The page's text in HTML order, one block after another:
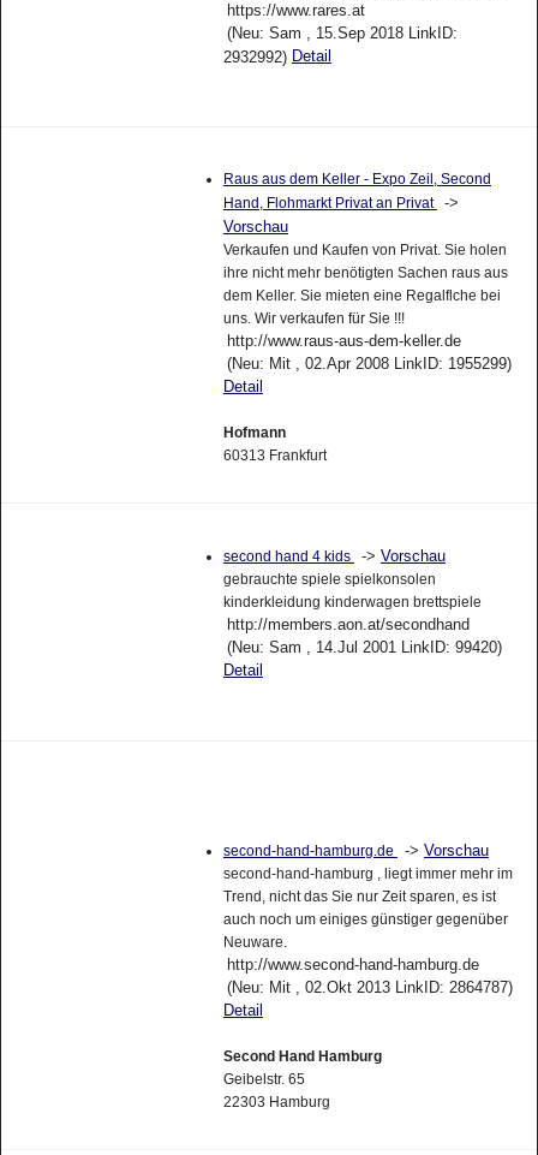
https://www.rares.at
(Neu: Sam , 15.Sep 2018 LinkID:
2932992) Detail
Raus aus dem Keller - Expo Zeil, Second
Hand, Flohmarkt Privat an Privat ->
Vorschau
Verkaufen und Kaufen von Privat. Sie holen
ihre nicht mehr benötigten Sachen raus aus
dem Keller. Sie mieten eine Regalflche bei
uns. Wir verkaufen für Sie !!!
http://www.raus-aus-dem-keller.de
(Neu: Mit , 02.Apr 2008 LinkID: 1955299)
Detail
Hofmann
60313 Frankfurt
second hand 4 kids -> Vorschau
gebrauchte spiele spielkonsolen
kinderkleidung kinderwagen brettspiele
http://members.aon.at/secondhand
(Neu: Sam , 14.Jul 2001 LinkID: 99420)
Detail
second-hand-hamburg.de -> Vorschau
second-hand-hamburg , liegt immer mehr im
Trend, nicht das Sie nur Zeit sparen, es ist
auch noch um einiges günstiger gegenüber
Neuware.
http://www.second-hand-hamburg.de
(Neu: Mit , 02.Okt 2013 LinkID: 2864787)
Detail
Second Hand Hamburg
Geibelstr. 65
22303 Hamburg